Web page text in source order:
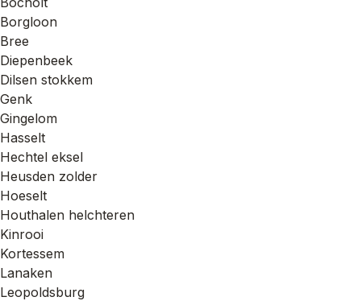
Borgloon
Bree
Diepenbeek
Dilsen stokkem
Genk
Gingelom
Hasselt
Hechtel eksel
Heusden zolder
Hoeselt
Houthalen helchteren
Kinrooi
Kortessem
Lanaken
Leopoldsburg